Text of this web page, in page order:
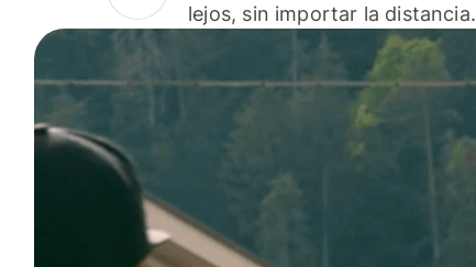
lejos, sin importar la distancia.